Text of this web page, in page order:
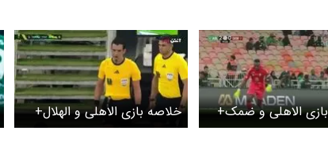
الاهلی و ضمک+
خلاصه بازی الاهلی و الهلال+
ویدئو